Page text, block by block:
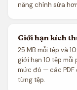
năng chỉnh sửa
Giới hạn kích
25 MB mỗi tệp và
giới hạn 10 tệp mỗi
mức đó — các
từng tệp.